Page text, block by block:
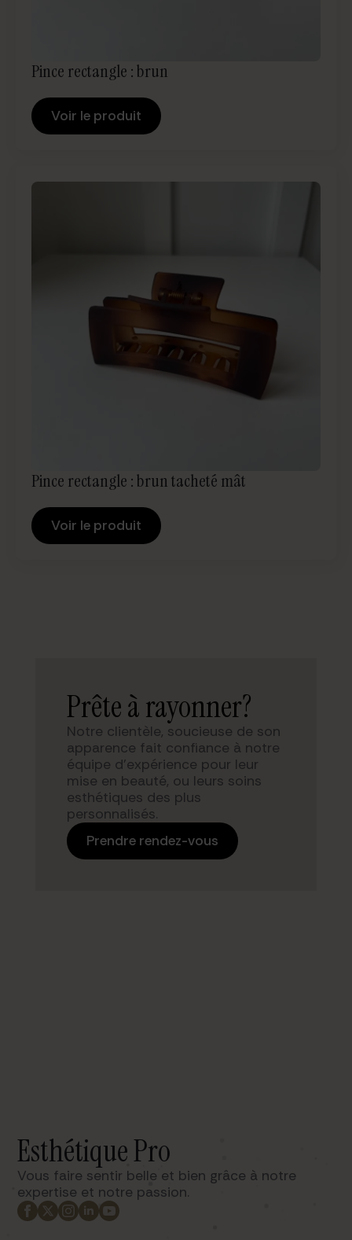
Pince rectangle : brun
Voir le produit
Pince rectangle : brun tacheté mât
Voir le produit
Prête à rayonner?
Notre clientèle, soucieuse de son
apparence fait confiance à notre
équipe d’expérience pour leur
mise en beauté, ou leurs soins
esthétiques des plus
personnalisés.
Prendre rendez-vous
Esthétique Pro
Vous faire sentir belle et bien grâce à notre
expertise et notre passion. ​